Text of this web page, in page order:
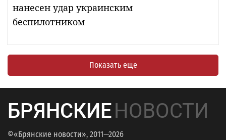
нанесен удар украинским
беспилотником
Показать еще
БРЯНСКИЕНОВОСТИ
©«Брянские новости», 2011—2026